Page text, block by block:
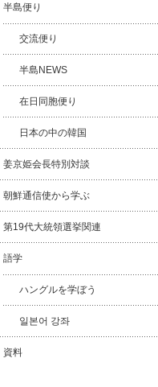
半島便り
交流便り
半島NEWS
在日同胞便り
日本の中の韓国
姜京姫会長特別対談
朝鮮通信使から学ぶ
第19代大統領選挙関連
語学
ハングルを学ぼう
일본어 강좌
資料